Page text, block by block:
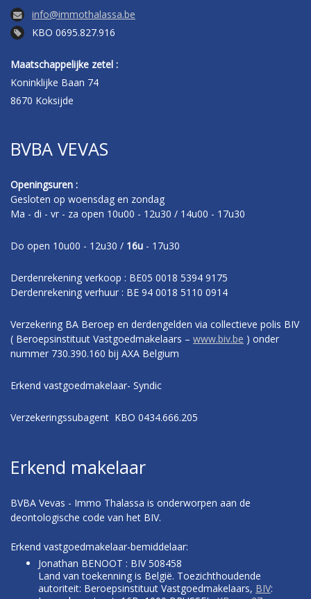
info@immothalassa.be
KBO 0695.827.916
Maatschappelijke zetel :
Koninklijke Baan 74
8670 Koksijde
BVBA VEVAS
Openingsuren :
Gesloten op woensdag en zondag
Ma - di - vr - za open 10u00 - 12u30 / 14u00 - 17u30
Do open 10u00 - 12u30 / 16u - 17u30
Derdenrekening verkoop : BE05 0018 5394 9175
Derdenrekening verhuur : BE 94 0018 5110 0914
Verzekering BA Beroep en derdengelden via collectieve polis BIV
( Beroepsinstituut Vastgoedmakelaars – www.biv.be ) onder
nummer 730.390.160 bij AXA Belgium
Erkend vastgoedmakelaar- Syndic
Verzekeringssubagent KBO 0434.666.205
Erkend makelaar
BVBA Vevas - Immo Thalassa is onderworpen aan de
deontologische code van het BIV.
Erkend vastgoedmakelaar-bemiddelaar:
Jonathan BENOOT : BIV 508458
Land van toekenning is België. Toezichthoudende
autoriteit: Beroepsinstituut Vastgoedmakelaars, BIV: